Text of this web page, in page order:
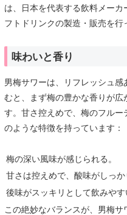
は、日本を代表する飲料メー
フトドリンクの製造・販売を行
味わいと香り
男梅サワーは、リフレッシュ
むと、まず梅の豊かな香りが広
す。甘さ控えめで、梅のフル
のような特徴を持っています：
梅の深い風味が感じられる。
甘さは控えめで、酸味がしっか
後味がスッキリとして飲みやす
この絶妙なバランスが、男梅